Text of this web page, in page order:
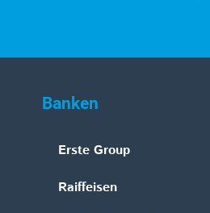
Banken
Erste Group
Raiffeisen